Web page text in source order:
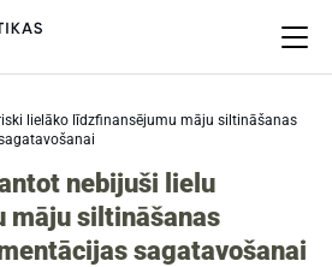
Par mums
Projekti
Pasākumi
lielāko līdzfinansējumu māju siltināšanas
nebijuši lielu
māju siltināšanas
sagatavošanai